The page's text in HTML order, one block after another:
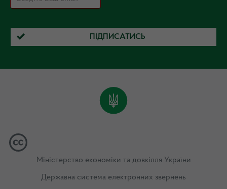
ПІДПИСАТИСЬ
Міністерство економіки та довкілля України
Державна система електронних звернень